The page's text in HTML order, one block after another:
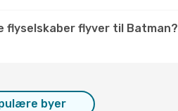
flyselskaber flyver til Batman?
byer